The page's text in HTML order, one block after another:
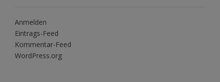
Anmelden
Eintrags-Feed
Kommentar-Feed
WordPress.org